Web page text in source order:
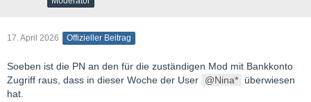
17. April 2026 Offizieller Beitrag
Soeben ist die PN an den für die zuständigen Mod mit Bankkonto
Zugriff raus, dass in dieser Woche der User
Nina*
überwiesen
hat.